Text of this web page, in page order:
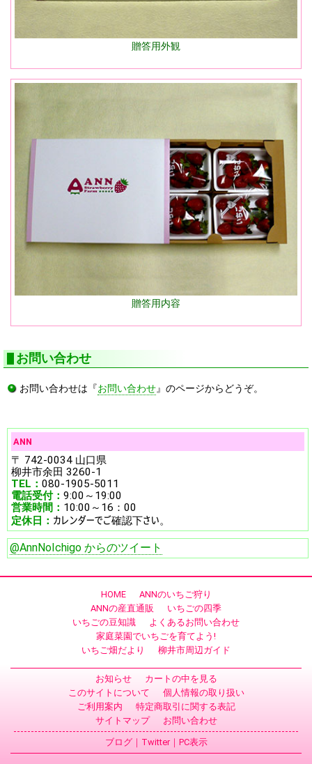
贈答用外観
贈答用内容
お問い合わせ
お問い合わせは『お問い合わせ』のページからどうぞ。
ANN
〒 742-0034 山口県
柳井市余田 3260-1
TEL： 080-1905-5011
電話受付： 9:00～19:00
営業時間： 10:00～16：00
定休日： カレンダーでご確認下さい。
@AnnNoIchigo からのツイート
HOME
ANNのいちご狩り
ANNの産直通販
いちごの四季
いちごの豆知識
よくあるお問い合わせ
家庭菜園でいちごを育てよう!
いちご畑だより
柳井市周辺ガイド
お知らせ
カートの中を見る
このサイトについて
個人情報の取り扱い
ご利用案内
特定商取引に関する表記
サイトマップ
お問い合わせ
ブログ｜ Twitter｜ PC表示